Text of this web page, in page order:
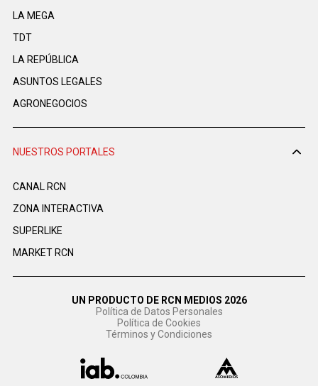
LA MEGA
TDT
LA REPÚBLICA
ASUNTOS LEGALES
AGRONEGOCIOS
NUESTROS PORTALES
CANAL RCN
ZONA INTERACTIVA
SUPERLIKE
MARKET RCN
UN PRODUCTO DE RCN MEDIOS 2026
Política de Datos Personales
Política de Cookies
Términos y Condiciones